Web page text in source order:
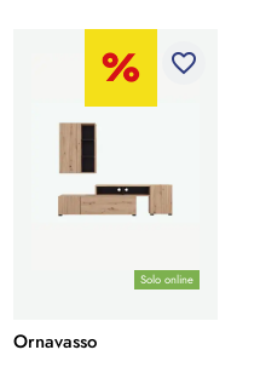
Solo online
favorite_border
Ornavasso